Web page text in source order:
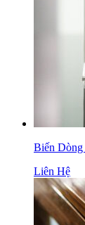
Biến
Liên Hệ